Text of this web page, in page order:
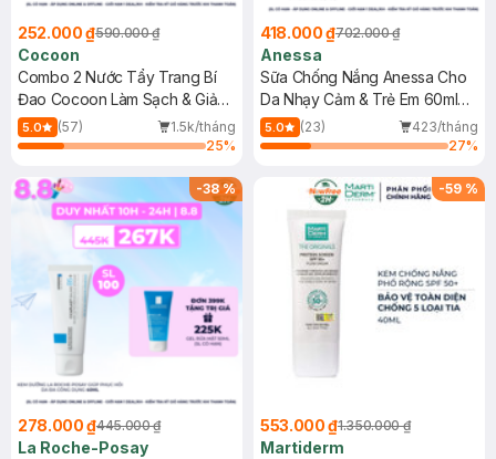
252.000 ₫590.000 ₫
Cocoon
Combo 2 Nước Tẩy Trang Bí
Đao Cocoon Làm Sạch & Giảm
Dầu 500ml
5.0 (57)
1.5k/tháng
25%
418.000 ₫702.000 ₫
Anessa
Sữa Chống Nắng Anessa Cho
Da Nhạy Cảm & Trẻ Em 60ml
(Mới)
5.0 (23)
423/tháng
27%
-38%
278.000 ₫445.000 ₫
La Roche-Posay
-59 %
553.000 ₫1.350.000 ₫
Martiderm